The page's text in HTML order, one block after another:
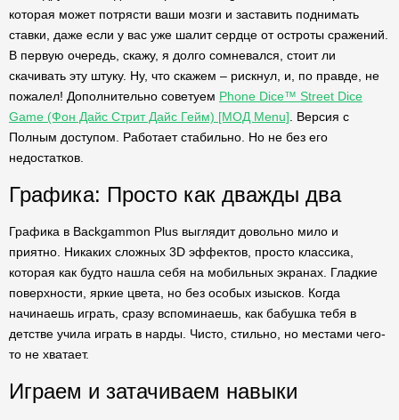
которая может потрясти ваши мозги и заставить поднимать
ставки, даже если у вас уже шалит сердце от остроты сражений.
В первую очередь, скажу, я долго сомневался, стоит ли
скачивать эту штуку. Ну, что скажем – рискнул, и, по правде, не
пожалел! Дополнительно советуем Phone Dice™ Street Dice
Game (Фон Дайс Стрит Дайс Гейм) [МОД Menu] . Версия с
Полным доступом. Работает стабильно. Но не без его
недостатков.
Графика: Просто как дважды два
Графика в Backgammon Plus выглядит довольно мило и
приятно. Никаких сложных 3D эффектов, просто классика,
которая как будто нашла себя на мобильных экранах. Гладкие
поверхности, яркие цвета, но без особых изысков. Когда
начинаешь играть, сразу вспоминаешь, как бабушка тебя в
детстве учила играть в нарды. Чисто, стильно, но местами чего-
то не хватает.
Играем и затачиваем навыки